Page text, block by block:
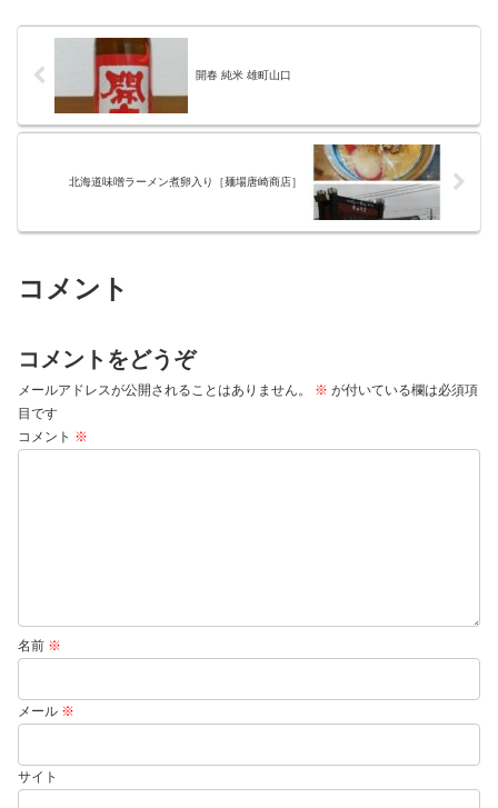
開春 純米 雄町山口
北海道味噌ラーメン煮卵入り［麺場唐崎商店］
コメント
コメントをどうぞ
メールアドレスが公開されることはありません。 ※ が付いている欄は必須項
目です
コメント ※
名前 ※
メール ※
サイト